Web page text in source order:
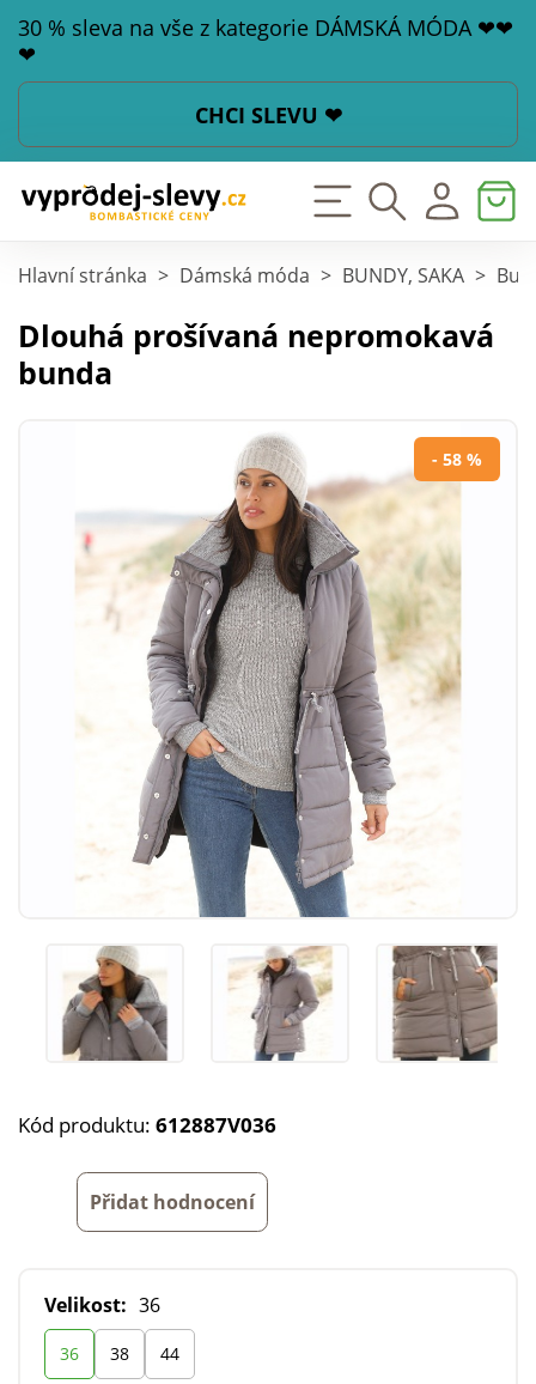
30 % sleva na vše z kategorie DÁMSKÁ MÓDA ❤❤
❤
CHCI SLEVU ❤
Hlavní stránka > Dámská móda > BUNDY, SAKA >
Dlouhá prošívaná nepromokavá
bunda
- 58 %
Kód produktu: 612887V036
Přidat hodnocení
Velikost: 36
36 38
44